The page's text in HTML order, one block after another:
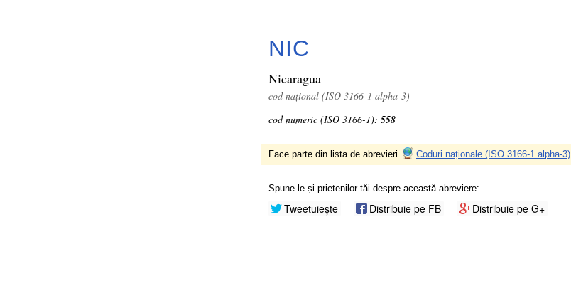
NIC
Nicaragua
cod național (ISO 3166-1 alpha-3)
cod numeric (ISO 3166-1): 558
Face parte din lista de abrevieri Coduri naționale (ISO 3166-1 alpha-3)
Spune-le și prietenilor tăi despre această abreviere:
Tweetuiește Distribuie pe FB Distribuie pe G+